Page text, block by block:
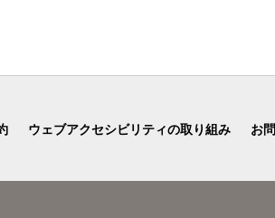
ウェブアクセシビリティの取り組み お